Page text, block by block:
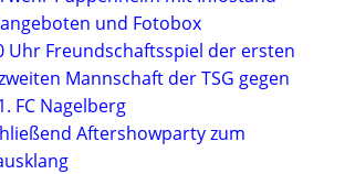
und Fotobox
Uhr Freundschaftsspiel der ersten
Mannschaft der TSG gegen
FC Nagelberg
Aftershowparty zum